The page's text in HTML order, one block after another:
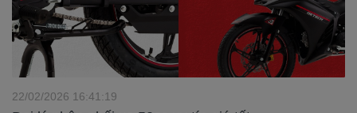
22/02/2026 16:41:19